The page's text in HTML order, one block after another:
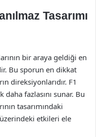
Tasarımı
bir araya geldiği en
Bu sporun en dikkat
direksiyonlarıdır. F1
fazlasını sunar. Bu
tasarımındaki
etkileri ele